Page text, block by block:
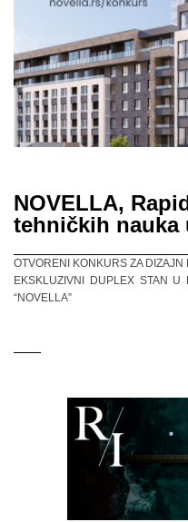
NOVELLA,
tehničkih nauka
OTVORENI KONKURS ZA DIZAJN
EKSKLUZIVNI DUPLEX STAN U
“NOVELLA”